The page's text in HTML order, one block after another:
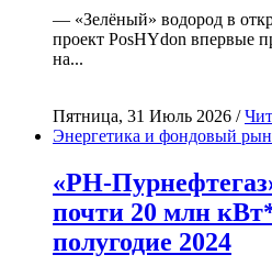
— «Зелёный» водород в
проект PosHYdon впервые
на...
Пятница, 31 Июль 2026 /
Энергетика и фондовый
«РН-
почти 20 млн
полугодие 2024